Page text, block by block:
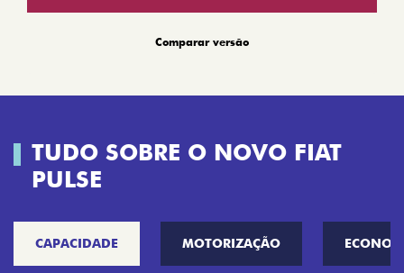
Comparar versão
TUDO SOBRE O NOVO FIAT
PULSE
CAPACIDADE MOTORIZAÇÃO